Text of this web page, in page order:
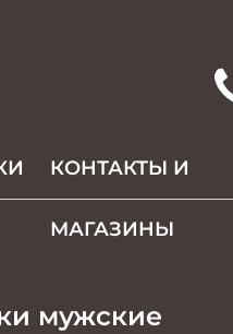
КОНТАКТЫ И
МАГАЗИНЫ
мужские